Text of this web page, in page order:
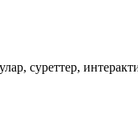
суреттер,